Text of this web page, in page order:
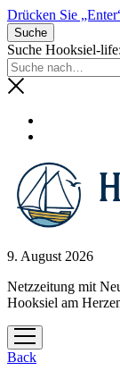
Drücken Sie
Suche
Suche Hooksiel-
9. August 2026
Netzzeitung mit
Hooksiel am
Menü
öffnen
Back